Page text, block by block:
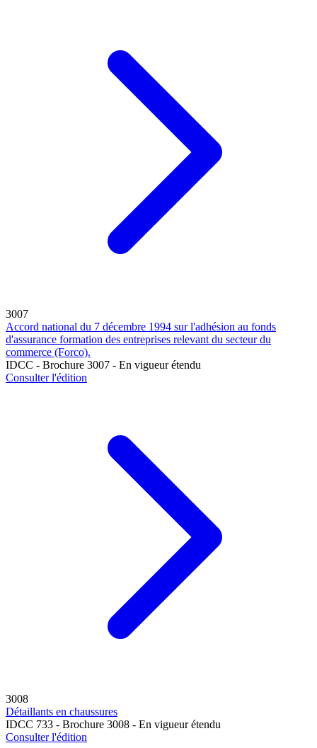
3007
Accord national du 7 décembre 1994 sur l'adhésion au fonds
d'assurance formation des entreprises relevant du secteur du
commerce (Forco).
IDCC - Brochure 3007 - En vigueur étendu
Consulter l'édition
3008
Détaillants en chaussures
IDCC 733 - Brochure 3008 - En vigueur étendu
Consulter l'édition